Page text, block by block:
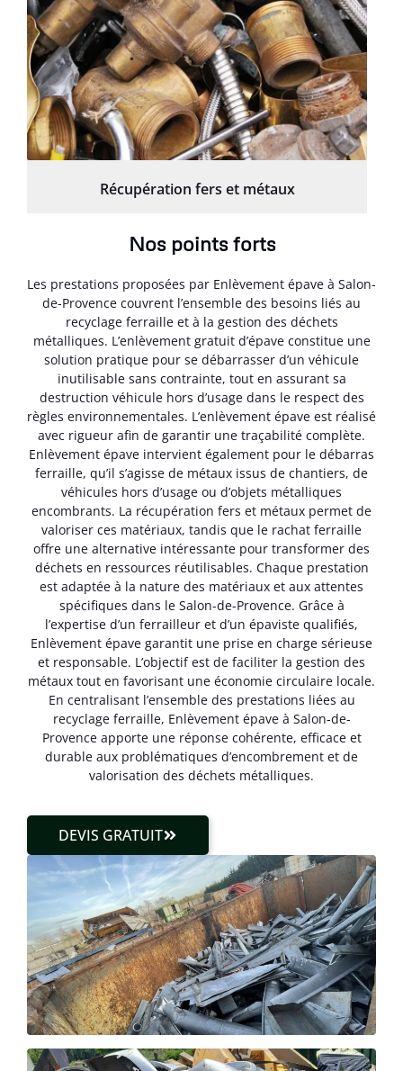
Récupération fers et métaux
Nos points forts
Les prestations proposées par Enlèvement épave à Salon-
de-Provence couvrent l’ensemble des besoins liés au
recyclage ferraille et à la gestion des déchets
métalliques. L’enlèvement gratuit d’épave constitue une
solution pratique pour se débarrasser d’un véhicule
inutilisable sans contrainte, tout en assurant sa
destruction véhicule hors d’usage dans le respect des
règles environnementales. L’enlèvement épave est réalisé
avec rigueur afin de garantir une traçabilité complète.
Enlèvement épave intervient également pour le débarras
ferraille, qu’il s’agisse de métaux issus de chantiers, de
véhicules hors d’usage ou d’objets métalliques
encombrants. La récupération fers et métaux permet de
valoriser ces matériaux, tandis que le rachat ferraille
offre une alternative intéressante pour transformer des
déchets en ressources réutilisables. Chaque prestation
est adaptée à la nature des matériaux et aux attentes
spécifiques dans le Salon-de-Provence. Grâce à
l’expertise d’un ferrailleur et d’un épaviste qualifiés,
Enlèvement épave garantit une prise en charge sérieuse
et responsable. L’objectif est de faciliter la gestion des
métaux tout en favorisant une économie circulaire locale.
En centralisant l’ensemble des prestations liées au
recyclage ferraille, Enlèvement épave à Salon-de-
Provence apporte une réponse cohérente, efficace et
durable aux problématiques d’encombrement et de
valorisation des déchets métalliques.
DEVIS GRATUIT